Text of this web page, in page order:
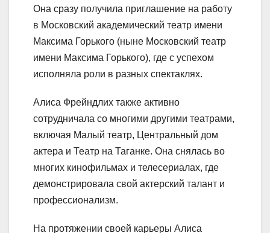
Она сразу получила приглашение на работу
в Московский академический театр имени
Максима Горького (ныне Московский театр
имени Максима Горького), где с успехом
исполняла роли в разных спектаклях.
Алиса Фрейндлих также активно
сотрудничала со многими другими театрами,
включая Малый театр, Центральный дом
актера и Театр на Таганке. Она снялась во
многих кинофильмах и телесериалах, где
демонстрировала свой актерский талант и
профессионализм.
На протяжении своей карьеры Алиса